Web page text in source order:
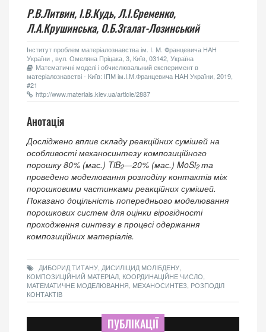
Р.В.Литвин, І.В.Кудь,Л.І.Єременко,
Л.А.Крушинська, О.Б.Згалат-Лозинський
Інститут проблем матеріалознавства ім. І. М. Францевича НАН
України , вул. Омеляна Пріцака, 3, Київ, 03142, Україна
Математичні моделі і обчислювальний експеримент в
матеріалознавстві - Київ: ІПМ ім.І.М.Францевича НАН України, 2019,
#21
http://www.materials.kiev.ua/article/2887
Анотація
Досліджено вплив складу реакційних сумішей на
особливості механосинтезу композиційного
порошку 80% (мас.) TiB2―20% (мас.) MoSi2 та
проведено моделювання розподілу контактів між
порошковими частинками реакційних сумішей.
Показано доцільність попереднього моделювання
порошкових систем для оцінки вірогідності
проходження синтезу в процесі одержання
композиційних матеріалів.
ДИБОРИД ТИТАНУ, ДИСИЛІЦИД МОЛІБДЕНУ,
КОМПОЗИЦІЙНИЙ МАТЕРІАЛ, КООРДИНАЦІЙНЕ ЧИСЛО,
МАТЕМАТИЧНЕ МОДЕЛЮВАННЯ, МЕХАНОСИНТЕЗ, РОЗПОДІЛ
КОНТАКТІВ
ПУБЛІКАЦІЇ